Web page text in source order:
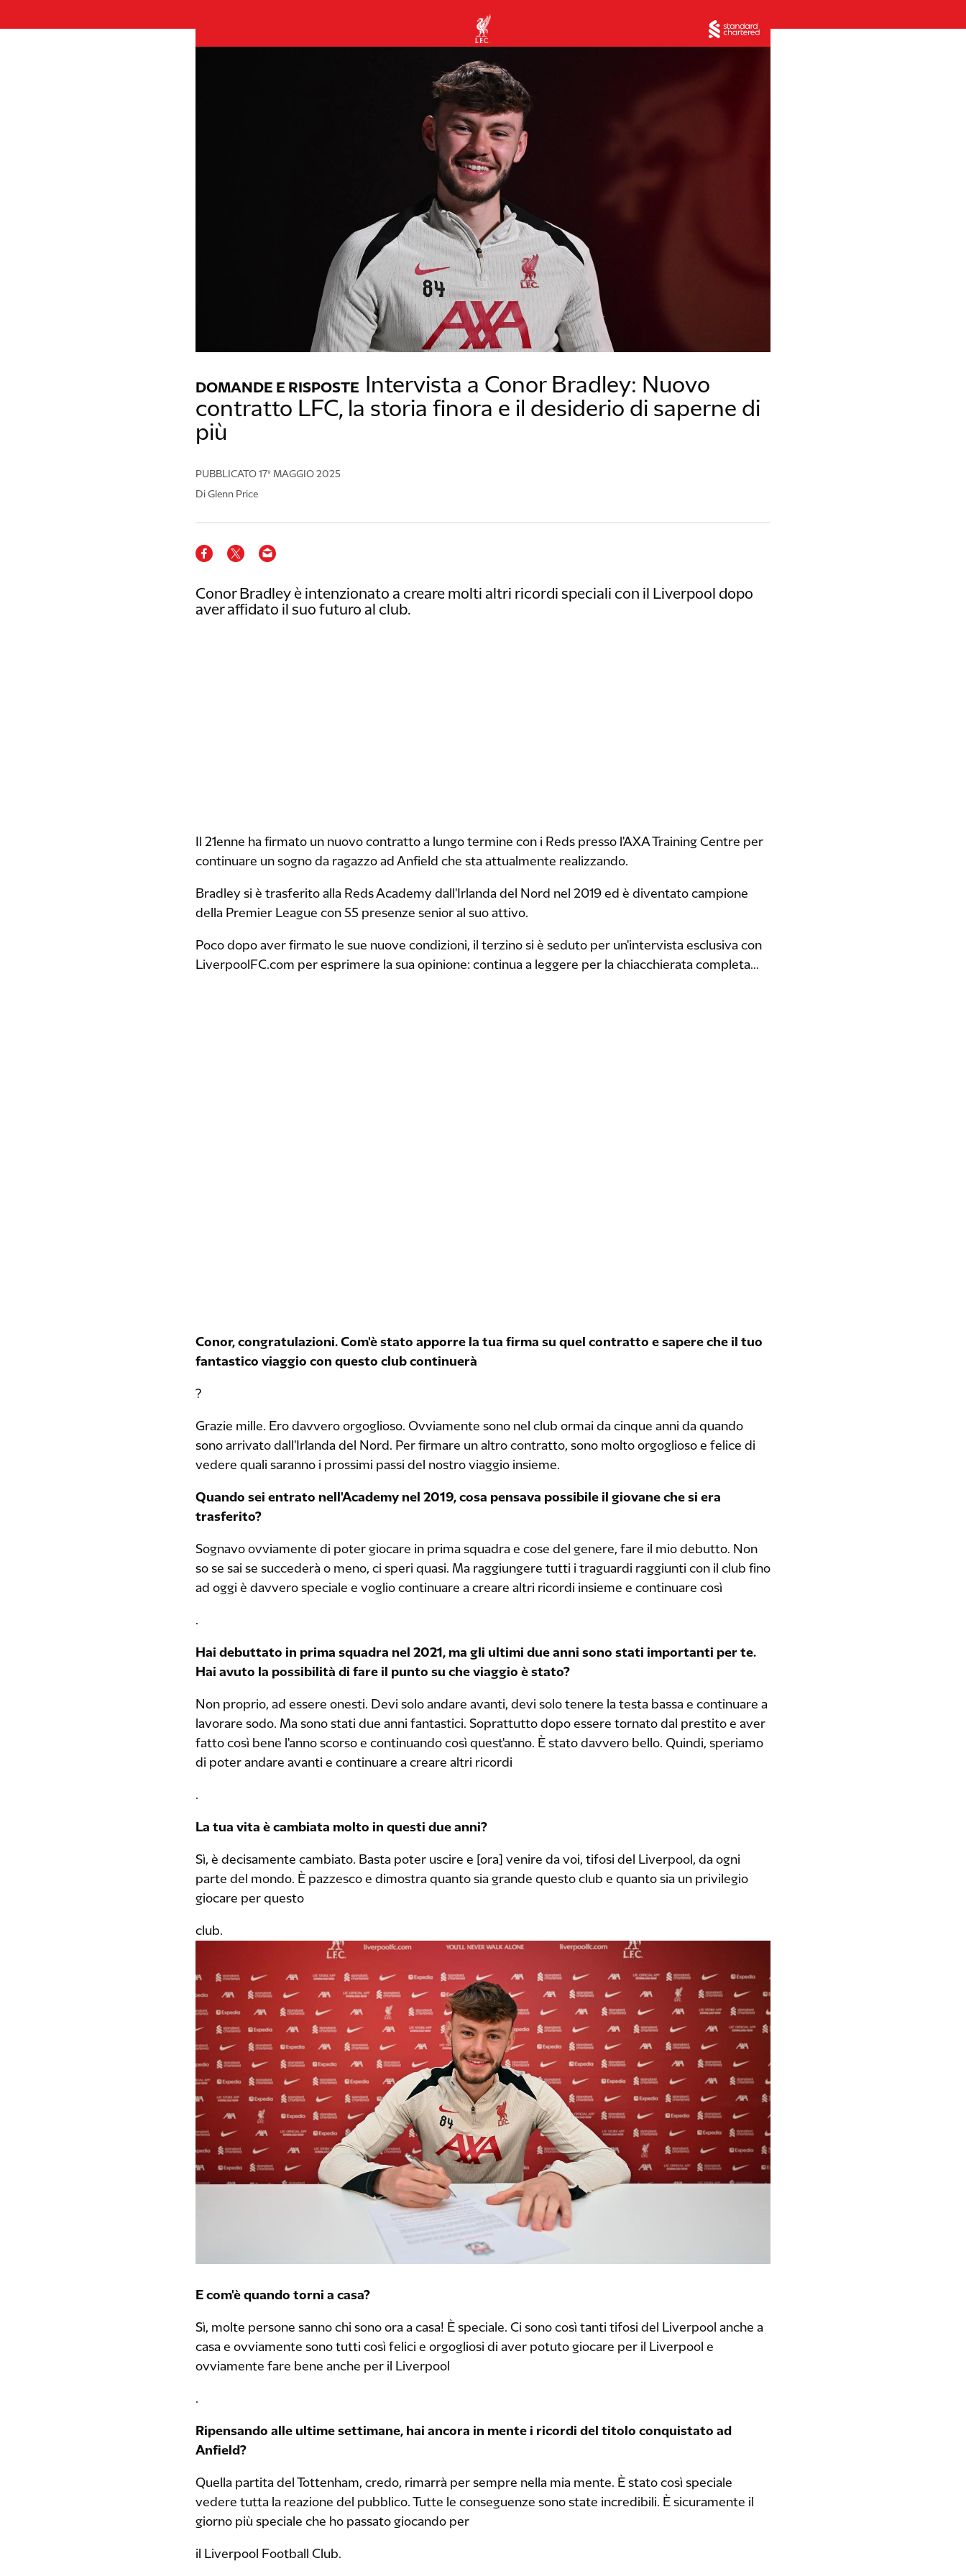
DOMANDE E RISPOSTE
Intervista a Conor Bradley: Nuovo
contratto LFC, la storia finora e il desiderio di saperne di
più
PUBBLICATO 17º MAGGIO 2025
Di Glenn Price
Conor Bradley è intenzionato a creare molti altri ricordi speciali con il Liverpool dopo
aver affidato il suo futuro al club.
Il 21enne ha firmato un nuovo contratto a lungo termine con i Reds presso l'AXA Training Centre per
continuare un sogno da ragazzo ad Anfield che sta attualmente realizzando.
Bradley si è trasferito alla Reds Academy dall'Irlanda del Nord nel 2019 ed è diventato campione
della Premier League con 55 presenze senior al suo attivo.
Poco dopo aver firmato le sue nuove condizioni, il terzino si è seduto per un'intervista esclusiva con
LiverpoolFC.com per esprimere la sua opinione: continua a leggere per la chiacchierata completa...
Conor, congratulazioni. Com'è stato apporre la tua firma su quel contratto e sapere che il tuo
fantastico viaggio con questo club continuerà
?
Grazie mille. Ero davvero orgoglioso. Ovviamente sono nel club ormai da cinque anni da quando
sono arrivato dall'Irlanda del Nord. Per firmare un altro contratto, sono molto orgoglioso e felice di
vedere quali saranno i prossimi passi del nostro viaggio insieme.
Quando sei entrato nell'Academy nel 2019, cosa pensava possibile il giovane che si era
trasferito?
Sognavo ovviamente di poter giocare in prima squadra e cose del genere, fare il mio debutto. Non
so se sai se succederà o meno, ci speri quasi. Ma raggiungere tutti i traguardi raggiunti con il club fino
ad oggi è davvero speciale e voglio continuare a creare altri ricordi insieme e continuare così
.
Hai debuttato in prima squadra nel 2021, ma gli ultimi due anni sono stati importanti per te.
Hai avuto la possibilità di fare il punto su che viaggio è stato?
Non proprio, ad essere onesti. Devi solo andare avanti, devi solo tenere la testa bassa e continuare a
lavorare sodo. Ma sono stati due anni fantastici. Soprattutto dopo essere tornato dal prestito e aver
fatto così bene l'anno scorso e continuando così quest'anno. È stato davvero bello. Quindi, speriamo
di poter andare avanti e continuare a creare altri ricordi
.
La tua vita è cambiata molto in questi due anni?
Sì, è decisamente cambiato. Basta poter uscire e [ora] venire da voi, tifosi del Liverpool, da ogni
parte del mondo. È pazzesco e dimostra quanto sia grande questo club e quanto sia un privilegio
giocare per questo
club.
E com'è quando torni a casa?
Sì, molte persone sanno chi sono ora a casa! È speciale. Ci sono così tanti tifosi del Liverpool anche a
casa e ovviamente sono tutti così felici e orgogliosi di aver potuto giocare per il Liverpool e
ovviamente fare bene anche per il Liverpool
.
Ripensando alle ultime settimane, hai ancora in mente i ricordi del titolo conquistato ad
Anfield?
Quella partita del Tottenham, credo, rimarrà per sempre nella mia mente. È stato così speciale
vedere tutta la reazione del pubblico. Tutte le conseguenze sono state incredibili. È sicuramente il
giorno più speciale che ho passato giocando per
il Liverpool Football Club.